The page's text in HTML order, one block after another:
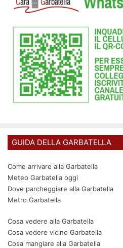
GUIDA DELLA GARBATELLA
Come arrivare alla Garbatella
Meteo Garbatella oggi
Dove parcheggiare alla Garbatella
Metro Garbatella
Cosa vedere alla Garbatella
Cosa vedere vicino Garbatella
Cosa mangiare alla Garbatella